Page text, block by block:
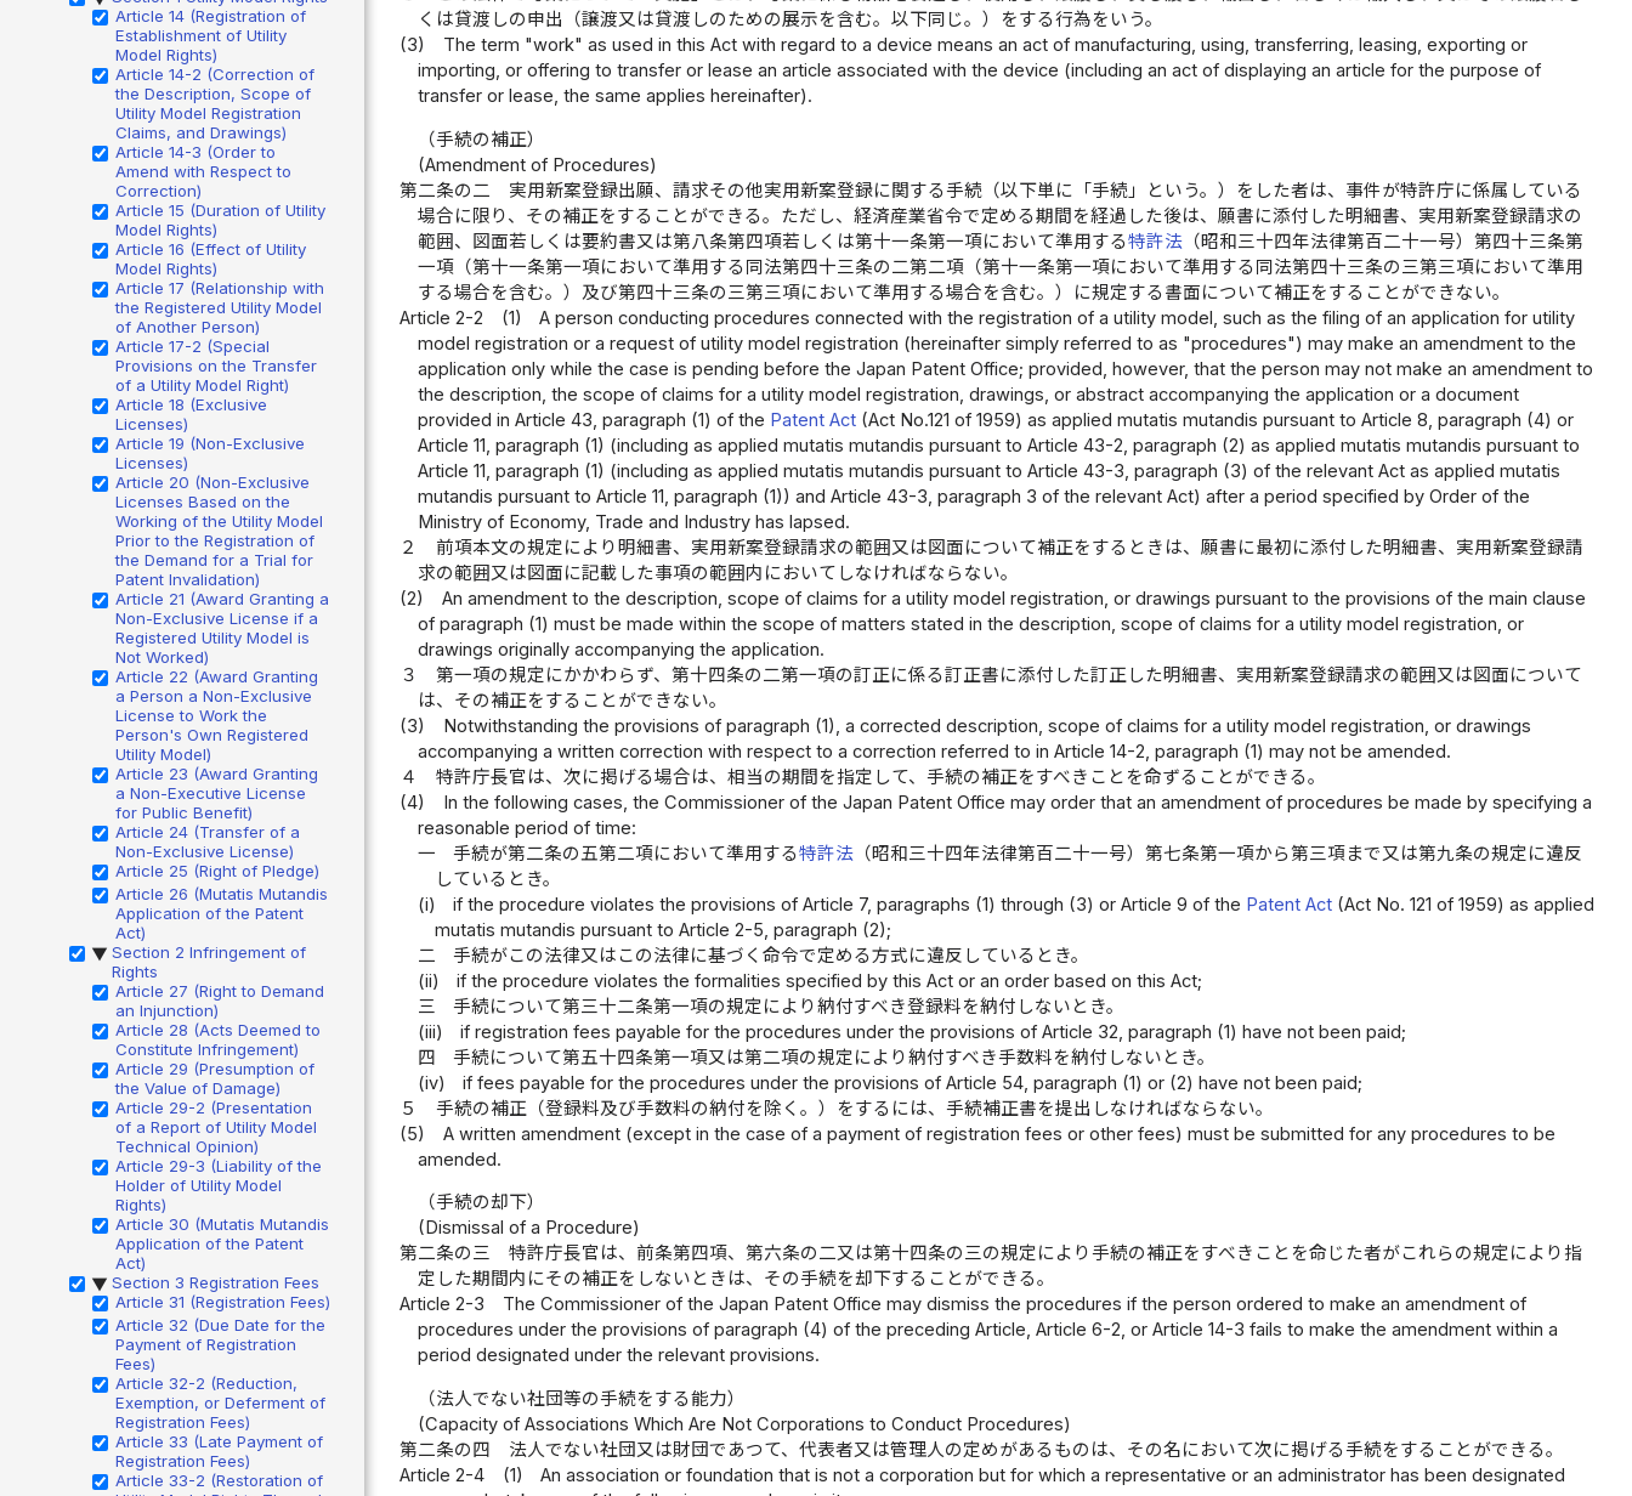
Article 14 (Registration of
Establishment of Utility
Model Rights)
Article 14-2 (Correction of
the Description, Scope of
Utility Model Registration
Claims, and Drawings)
Article 14-3 (Order to
Amend with Respect to
Correction)
Article 15 (Duration of Utility
Model Rights)
Article 16 (Effect of Utility
Model Rights)
Article 17 (Relationship with
the Registered Utility Model
of Another Person)
Article 17-2 (Special
Provisions on the Transfer
of a Utility Model Right)
Article 18 (Exclusive
Licenses)
Article 19 (Non-Exclusive
Licenses)
Article 20 (Non-Exclusive
Licenses Based on the
Working of the Utility Model
Prior to the Registration of
the Demand for a Trial for
Patent Invalidation)
Article 21 (Award Granting a
Non-Exclusive License if a
Registered Utility Model is
Not Worked)
Article 22 (Award Granting
a Person a Non-Exclusive
License to Work the
Person's Own Registered
Utility Model)
Article 23 (Award Granting
a Non-Executive License
for Public Benefit)
Article 24 (Transfer of a
Non-Exclusive License)
Article 25 (Right of Pledge)
Article 26 (Mutatis Mutandis
Application of the Patent
Act)
▶ Section 2 Infringement of
Rights
Article 27 (Right to Demand
an Injunction)
Article 28 (Acts Deemed to
Constitute Infringement)
Article 29 (Presumption of
the Value of Damage)
Article 29-2 (Presentation
of a Report of Utility Model
Technical Opinion)
Article 29-3 (Liability of the
Holder of Utility Model
Rights)
Article 30 (Mutatis Mutandis
Application of the Patent
Act)
▶ Section 3 Registration Fees
Article 31 (Registration Fees)
Article 32 (Due Date for the
Payment of Registration
Fees)
Article 32-2 (Reduction,
Exemption, or Deferment of
Registration Fees)
Article 33 (Late Payment of
Registration Fees)
Article 33-2 (Restoration of
くは貸渡しの申出（譲渡又は貸渡しのための展示を含む。以下同じ。）をする行為をいう。
(3)
The term "work" as used in this Act with regard to a device means an act of manufacturing, using, transferring, leasing, exporting or
importing, or offering to transfer or lease an article associated with the device (including an act of displaying an article for the purpose of
transfer or lease, the same applies hereinafter).
（手続の補正）
(Amendment of Procedures)
第二条の二
実用新案登録出願、請求その他実用新案登録に関する手続（以下単に「手続」という。）をした者は、事件が特許庁に係属している
場合に限り、その補正をすることができる。ただし、経済産業省令で定める期間を経過した後は、願書に添付した明細書、実用新案登録請求の
範囲、図面若しくは要約書又は第八条第四項若しくは第十一条第一項において準用する特許法（昭和三十四年法律第百二十一号）第四十三条第
一項（第十一条第一項において準用する同法第四十三条の二第二項（第十一条第一項において準用する同法第四十三条の三第三項において準用
する場合を含む。）及び第四十三条の三第三項において準用する場合を含む。）に規定する書面について補正をすることができない。
Article 2-2
(1)
A person conducting procedures connected with the registration of a utility model, such as the filing of an application for utility
model registration or a request of utility model registration (hereinafter simply referred to as "procedures") may make an amendment to the
application only while the case is pending before the Japan Patent Office; provided, however, that the person may not make an amendment to
the description, the scope of claims for a utility model registration, drawings, or abstract accompanying the application or a document
provided in Article 43, paragraph (1) of the Patent Act(Act No.121 of 1959) as applied mutatis mutandis pursuant to Article 8, paragraph (4) or
Article 11, paragraph (1) (including as applied mutatis mutandis pursuant to Article 43-2, paragraph (2) as applied mutatis mutandis pursuant to
Article 11, paragraph (1) (including as applied mutatis mutandis pursuant to Article 43-3, paragraph (3) of the relevant Act as applied mutatis
mutandis pursuant to Article 11, paragraph (1)) and Article 43-3, paragraph 3 of the relevant Act) after a period specified by Order of the
Ministry of Economy, Trade and Industry has lapsed.
２
前項本文の規定により明細書、実用新案登録請求の範囲又は図面について補正をするときは、願書に最初に添付した明細書、実用新案登録請
求の範囲又は図面に記載した事項の範囲内においてしなければならない。
(2)
An amendment to the description, scope of claims for a utility model registration, or drawings pursuant to the provisions of the main clause
of paragraph (1) must be made within the scope of matters stated in the description, scope of claims for a utility model registration, or
drawings originally accompanying the application.
３
第一項の規定にかかわらず、第十四条の二第一項の訂正に係る訂正書に添付した訂正した明細書、実用新案登録請求の範囲又は図面について
は、その補正をすることができない。
(3)
Notwithstanding the provisions of paragraph (1), a corrected description, scope of claims for a utility model registration, or drawings
accompanying a written correction with respect to a correction referred to in Article 14-2, paragraph (1) may not be amended.
４
特許庁長官は、次に掲げる場合は、相当の期間を指定して、手続の補正をすべきことを命ずることができる。
(4)
In the following cases, the Commissioner of the Japan Patent Office may order that an amendment of procedures be made by specifying a
reasonable period of time:
一
手続が第二条の五第二項において準用する特許法 （昭和三十四年法律第百二十一号）第七条第一項から第三項まで又は第九条の規定に違反
しているとき。
(i)
if the procedure violates the provisions of Article 7, paragraphs (1) through (3) or Article 9 of the Patent Act (Act No. 121 of 1959) as applied
mutatis mutandis pursuant to Article 2-5, paragraph (2);
二
手続がこの法律又はこの法律に基づく命令で定める方式に違反しているとき。
(ii)
if the procedure violates the formalities specified by this Act or an order based on this Act;
三
手続について第三十二条第一項の規定により納付すべき登録料を納付しないとき。
(iii)
if registration fees payable for the procedures under the provisions of Article 32, paragraph (1) have not been paid;
四
手続について第五十四条第一項又は第二項の規定により納付すべき手数料を納付しないとき。
(iv)
if fees payable for the procedures under the provisions of Article 54, paragraph (1) or (2) have not been paid;
５
手続の補正（登録料及び手数料の納付を除く。）をするには、手続補正書を提出しなければならない。
(5)
A written amendment (except in the case of a payment of registration fees or other fees) must be submitted for any procedures to be
amended.
（手続の却下）
(Dismissal of a Procedure)
第二条の三
特許庁長官は、前条第四項、第六条の二又は第十四条の三の規定により手続の補正をすべきことを命じた者がこれらの規定により指
定した期間内にその補正をしないときは、その手続を却下することができる。
Article 2-3
The Commissioner of the Japan Patent Office may dismiss the procedures if the person ordered to make an amendment of
procedures under the provisions of paragraph (4) of the preceding Article, Article 6-2, or Article 14-3 fails to make the amendment within a
period designated under the relevant provisions.
（法人でない社団等の手続をする能力）
(Capacity of Associations Which Are Not Corporations to Conduct Procedures)
第二条の四
法人でない社団又は財団であつて、代表者又は管理人の定めがあるものは、その名において次に掲げる手続をすることができる。
Article 2-4
(1)
An association or foundation that is not a corporation but for which a representative or an administrator has been designated